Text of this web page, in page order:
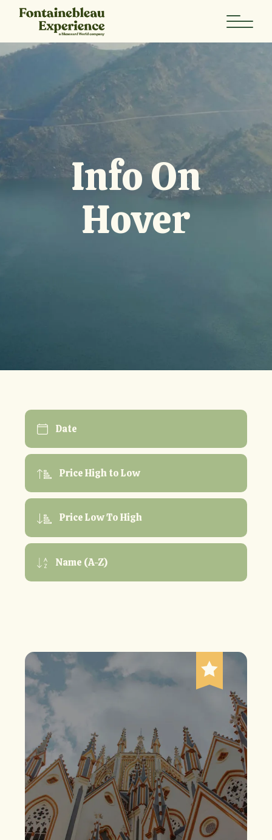
Info On
Hover
Date
Price High to Low
Price Low To High
Name (A-Z)